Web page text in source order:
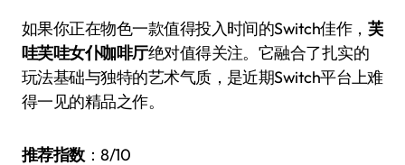
如果你正在物色一款值得投入时间的Switch佳作， 芙
哇芙哇女仆咖啡厅绝对值得关注。它融合了扎实的
玩法基础与独特的艺术气质，是近期Switch平台上难
得一见的精品之作。
推荐指数：8/10